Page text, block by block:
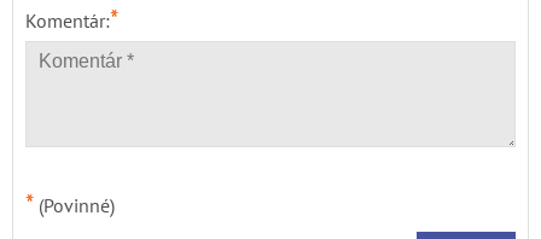
Komentár:*
* (Povinné)